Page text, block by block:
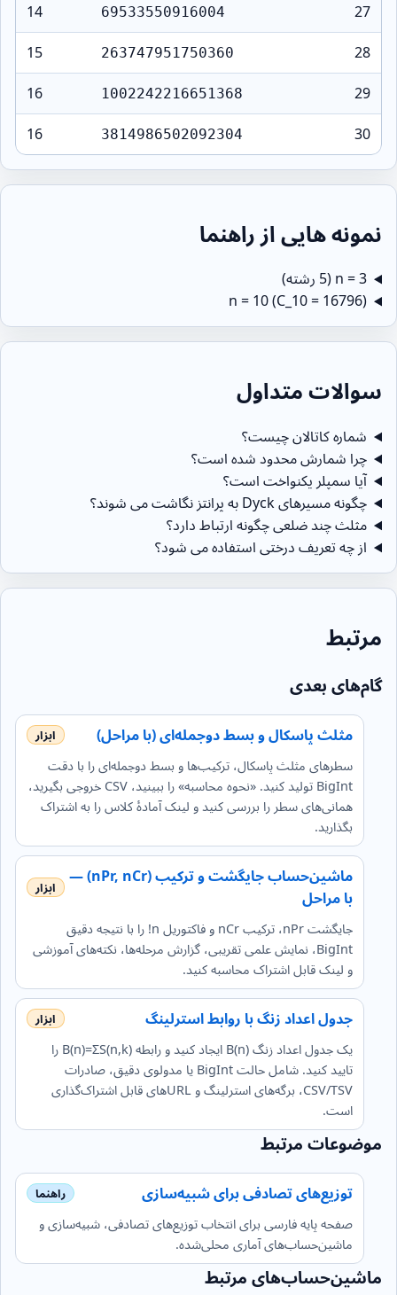
27
69533550916004
14
28
263747951750360
15
29
1002242216651368
16
30
3814986502092304
16
نمونه هایی از راهنما
n = 3 (5 رشته)
n = 10 (C_10 = 16796)
سوالات متداول
شماره کاتالان چیست؟
چرا شمارش محدود شده است؟
آیا سمپلر یکنواخت است؟
چگونه مسیرهای Dyck به پرانتز نگاشت می شوند؟
مثلث چند ضلعی چگونه ارتباط دارد؟
از چه تعریف درختی استفاده می شود؟
مرتبط
گام‌های بعدی
مثلث پاسکال و بسط دوجمله‌ای (با مراحل)
سطرهای مثلث پاسکال، ترکیب‌ها و بسط دوجمله‌ای را با دقت
BigInt تولید کنید. «نحوه محاسبه» را ببینید، CSV خروجی بگیرید،
همانی‌های سطر را بررسی کنید و لینک آمادهٔ کلاس را به اشتراک
بگذارید.
ماشین‌حساب جایگشت و ترکیب (nPr, nCr) —
با مراحل
جایگشت nPr، ترکیب nCr و فاکتوریل n! را با نتیجه دقیق
BigInt، نمایش علمی تقریبی، گزارش مرحله‌ها، نکته‌های آموزشی
و لینک قابل اشتراک محاسبه کنید.
جدول اعداد زنگ با روابط استرلینگ
یک جدول اعداد زنگ B(n) ایجاد کنید و رابطه B(n)=ΣS(n,k) را
تایید کنید. شامل حالت BigInt یا مدولوی دقیق، صادرات
CSV/TSV، برگه‌های استرلینگ و URLهای قابل اشتراک‌گذاری
است.
موضوعات مرتبط
توزیع‌های تصادفی برای شبیه‌سازی
صفحه پایه فارسی برای انتخاب توزیع‌های تصادفی، شبیه‌سازی و
ماشین‌حساب‌های آماری محلی‌شده.
ماشین‌حساب‌های مرتبط